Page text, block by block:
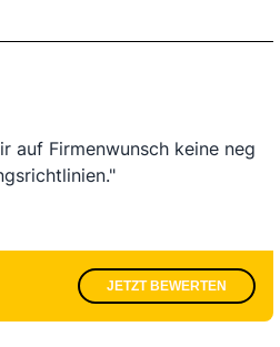
auf Firmenwunsch keine neg
JETZT BEWERTEN